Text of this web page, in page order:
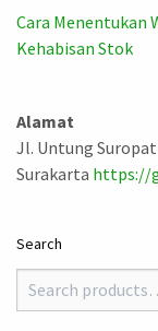
Cara Menentukan
Kehabisan Stok
Alamat
Jl. Untung
Surakarta https://
Search